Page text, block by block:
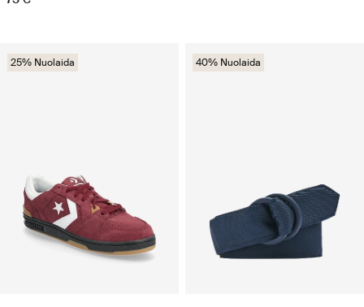
25% Nuolaida 40% Nuolaida